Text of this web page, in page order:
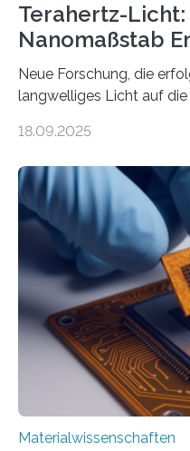
Terahertz-
Nanomaßstab
Neue Forschung, die
langwelliges Licht auf
optoelektronischen
Forschung, die erfolgreich
langwelliges Licht auf die
könnte Fortschritte in
optoelektronischen
Vanderbilt und dem Fritz-
Professor für
interdisziplinären
Materialwissenschaften
und Alexander
leiteten ein
18.09.2025
Materialwissenschaften